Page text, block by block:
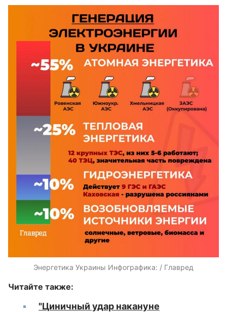
Энергетика Украины Инфографика: / Главред
Читайте также:
"Циничный удар накануне